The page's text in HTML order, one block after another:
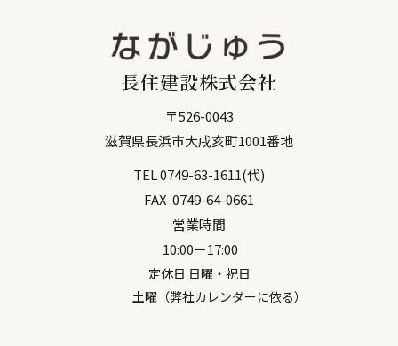
長住建設株式会社
〒526-0043
滋賀県長浜市大戌亥町1001番地
TEL0749-63-1611(代)
FAX 0749-64-0661
営業時間
10:00－17:00
定休日 日曜・祝日
土曜（弊社カレンダーに依る）